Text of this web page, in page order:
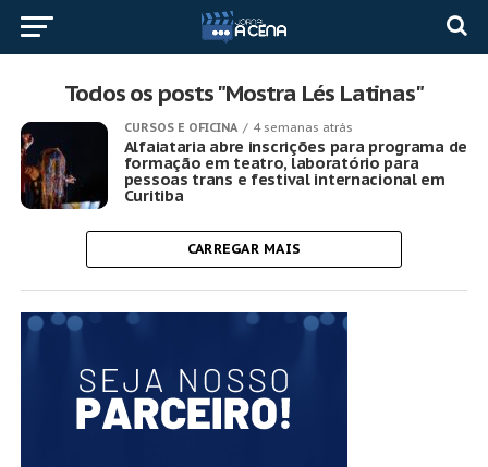
Todos os posts "Mostra Lés Latinas"
CURSOS E OFICINA 4 semanas atrás
Alfaiataria abre inscrições para programa de
formação em teatro, laboratório para
pessoas trans e festival internacional em
Curitiba
CARREGAR MAIS